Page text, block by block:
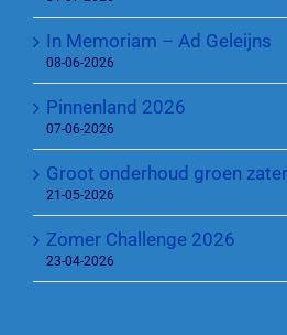
In Memoriam – Ad Geleijns
08-06-2026
Pinnenland 2026
07-06-2026
Groot onderhoud groen
21-05-2026
Zomer Challenge 2026
23-04-2026